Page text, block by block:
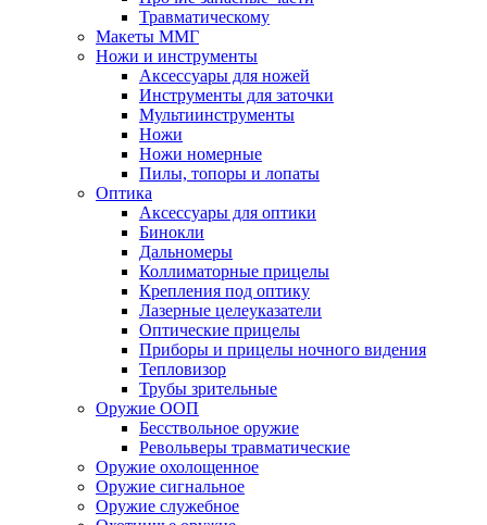
Травматическому
Макеты ММГ
Ножи и инструменты
Аксессуары для ножей
Инструменты для заточки
Мультиинструменты
Ножи
Ножи номерные
Пилы, топоры и лопаты
Оптика
Аксессуары для оптики
Бинокли
Дальномеры
Коллиматорные прицелы
Крепления под оптику
Лазерные целеуказатели
Оптические прицелы
Приборы и прицелы ночного видения
Тепловизор
Трубы зрительные
Оружие ООП
Бесствольное оружие
Револьверы травматические
Оружие охолощенное
Оружие сигнальное
Оружие служебное